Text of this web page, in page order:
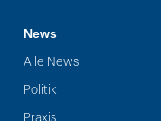
News
Alle News
Politik
Praxis